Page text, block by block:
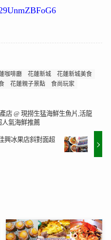
咖啡廳 花蓮新城
花蓮新城美食
花蓮親子景點 食尚玩家
店 @ 現撈生猛海鮮生魚片,活龍
人氣海鮮推薦
興冰果店斜對面超